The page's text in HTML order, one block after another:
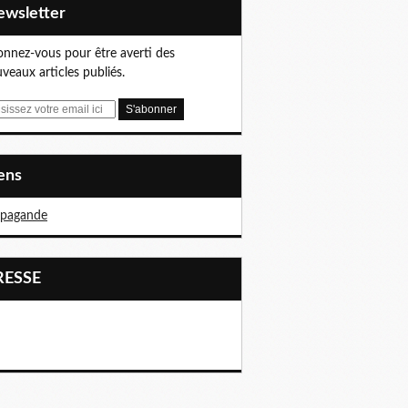
vous pour être averti des
articles publiés.